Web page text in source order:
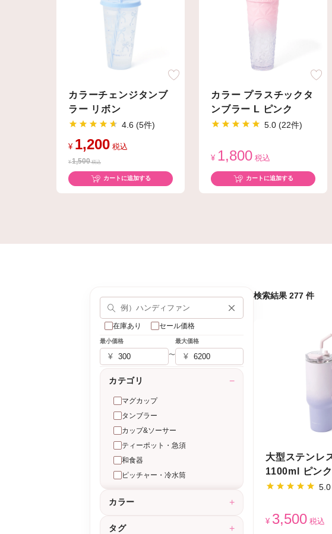
カラーチェンジタンブ
ラー リボン
4.6 (5件)
¥ 1,200 税込
¥1,500税込
カートに追加する
カラー プラスチックタ
ンブラー L ピンク
5.0 (22件)
¥ 1,800 税込
カートに追加する
在庫あり セール価格
最小価格
¥ 〜
最大価格
¥
カテゴリ −
マグカップ
タンブラー
カップ&ソーサー
ティーポット・急須
和食器
ピッチャー・冷水筒
カラー +
タグ +
検索結果 277 件
大型ステンレ
1100ml ピンク
¥ 3,500 税込